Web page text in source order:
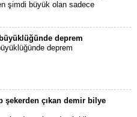
şimdi büyük olan sadece
deprem
deprem
şekerden çıkan demir bilye